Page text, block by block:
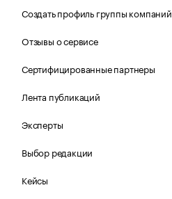
Создать профиль группы компаний
Отзывы о сервисе
Сертифицированные партнеры
Лента публикаций
Эксперты
Выбор редакции
Кейсы